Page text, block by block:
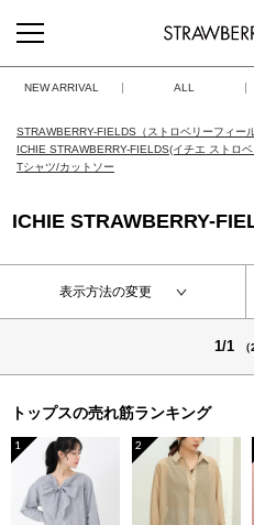
NEW ARRIVAL ALL
STRAWBERRY-FIELDS（ストロベリーフィー
ICHIE STRAWBERRY-FIELDS(イチエ ストロ
Tシャツ/カットソー
ICHIE STRAWBERRY-
表示方法の変更
1/1
トップスの売れ筋ランキング
1 2